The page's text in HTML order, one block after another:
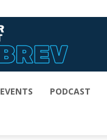
EVENTS PODCAST